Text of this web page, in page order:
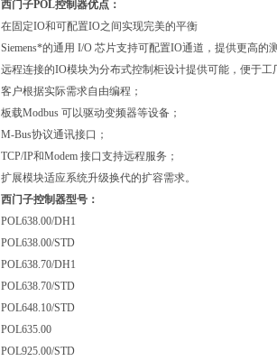
西门子POL控制器优点：
在固定IO和可配置IO之间实现完美的平衡
Siemens*的通用 I/O 芯片支持可配置IO通道，提供更高的
远程连接的IO模块为分布式控制柜设计提供可能，便于工
客户根据实际需求自由编程 ；
板载Modbus 可以驱动变频器等设备；
M-Bus协议通讯接口；
TCP/IP和Modem 接口支持远程服务；
扩展模块适应系统升级换代的扩容需求。
西门子控制器型号：
POL638.00/DH1
POL638.00/STD
POL638.70/DH1
POL638.70/STD
POL648.10/STD
POL635.00
POL925.00/STD